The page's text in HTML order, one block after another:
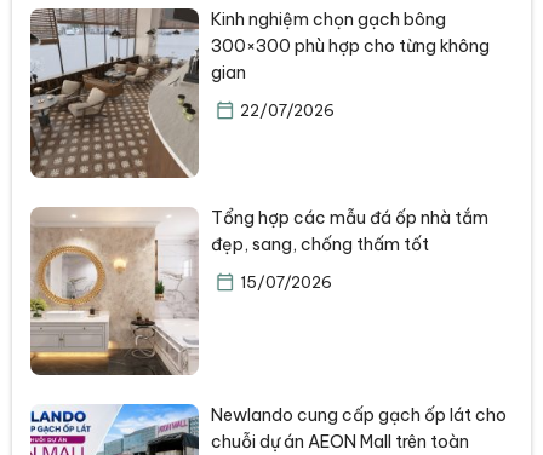
Kinh nghiệm chọn gạch bông
300×300 phù hợp cho từng không
gian
22/07/2026
Tổng hợp các mẫu đá ốp nhà tắm
đẹp, sang, chống thấm tốt
15/07/2026
Newlando cung cấp gạch ốp lát cho
chuỗi dự án AEON Mall trên toàn